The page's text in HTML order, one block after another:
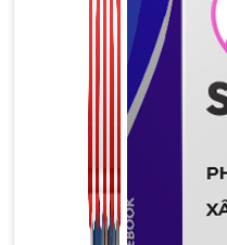
104 bài viết
New